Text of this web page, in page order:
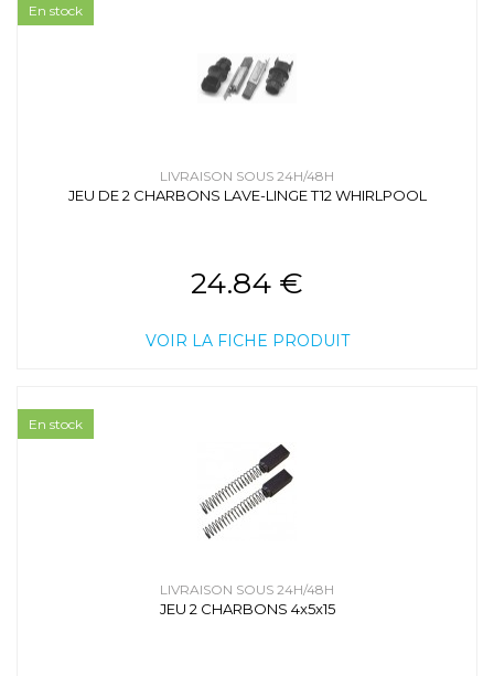
LIVRAISON SOUS 24H/48H
JEU DE 2 CHARBONS LAVE-LINGE T12 WHIRLPOOL
24.84 €
VOIR LA FICHE PRODUIT
En stock
LIVRAISON SOUS 24H/48H
JEU 2 CHARBONS 4x5x15
En stock